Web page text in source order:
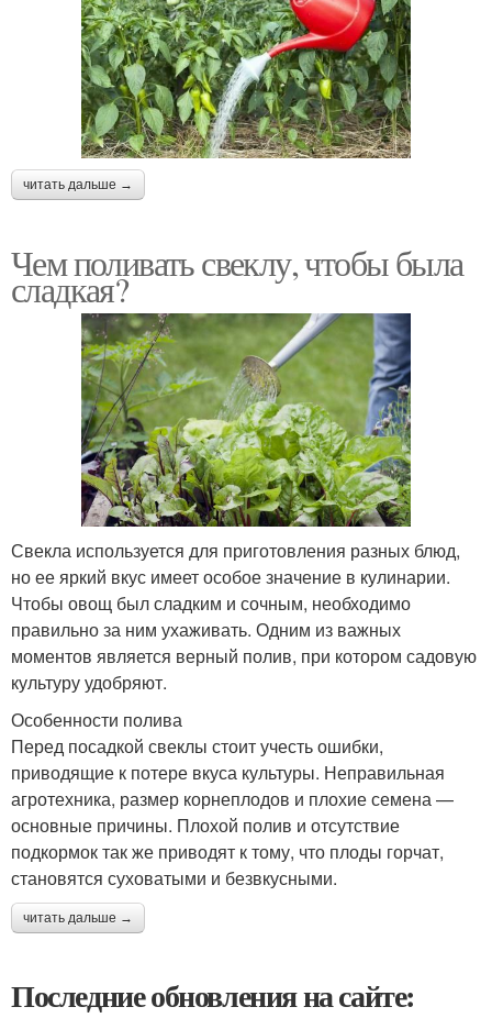
читать дальше →
Чем поливать свеклу, чтобы была
сладкая?
Свекла используется для приготовления разных блюд,
но ее яркий вкус имеет особое значение в кулинарии.
Чтобы овощ был сладким и сочным, необходимо
правильно за ним ухаживать. Одним из важных
моментов является верный полив, при котором садовую
культуру удобряют.
Особенности полива
Перед посадкой свеклы стоит учесть ошибки,
приводящие к потере вкуса культуры. Неправильная
агротехника, размер корнеплодов и плохие семена —
основные причины. Плохой полив и отсутствие
подкормок так же приводят к тому, что плоды горчат,
становятся суховатыми и безвкусными.
читать дальше →
Последние обновления на сайте: